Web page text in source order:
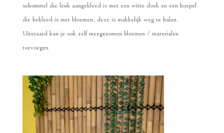
schommel die leuk aangekleed is met een witte doek en een hoepel
die bekleed is met bloemen, deze is makkelijk weg te halen.
Uiteraard kan je ook zelf meegenomen bloemen / materialen
toevoegen